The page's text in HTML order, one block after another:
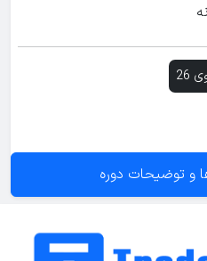
26
و توضیحات دوره